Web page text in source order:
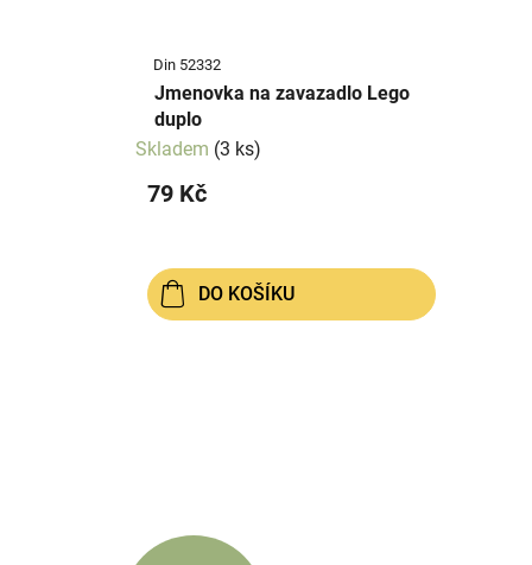
Din 52332
Jmenovka na zavazadlo Lego
duplo
Skladem (3 ks)
79 Kč
DO KOŠÍKU